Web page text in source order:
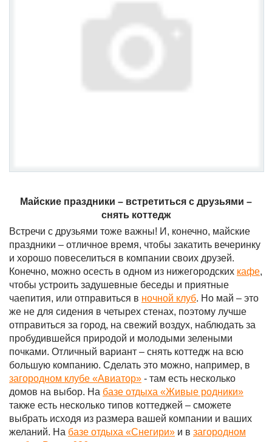
Майские праздники – встретиться с друзьями –
снять коттедж
Встречи с друзьями тоже важны! И, конечно, майские
праздники – отличное время, чтобы закатить вечеринку
и хорошо повеселиться в компании своих друзей.
Конечно, можно осесть в одном из нижегородских кафе,
чтобы устроить задушевные беседы и приятные
чаепития, или отправиться в ночной клуб. Но май – это
же не для сидения в четырех стенах, поэтому лучше
отправиться за город, на свежий воздух, наблюдать за
пробудившейся природой и молодыми зелеными
почками. Отличный вариант – снять коттедж на всю
большую компанию. Сделать это можно, например, в
загородном клубе «Авиатор» - там есть несколько
домов на выбор. На базе отдыха «Живые родники»
также есть несколько типов коттеджей – сможете
выбрать исходя из размера вашей компании и ваших
желаний. На базе отдыха «Снегири» и в загородном